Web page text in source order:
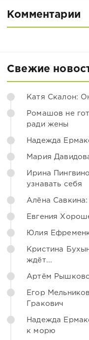
Комментарии
Свежие
Катя Скалон:
Ромашов не
ради жены
Надежда
Мария
Ирина
узнавать себя
Алёна
Евгения
Юлия
Кристина
ждёт...
Артём
Егор
Гракович
Надежда
к морю